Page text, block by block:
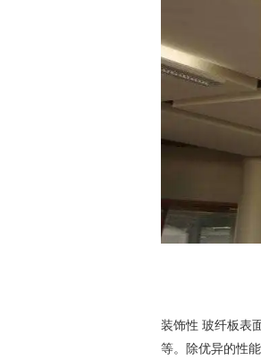
装饰性 玻纤板表
等。除优异的性